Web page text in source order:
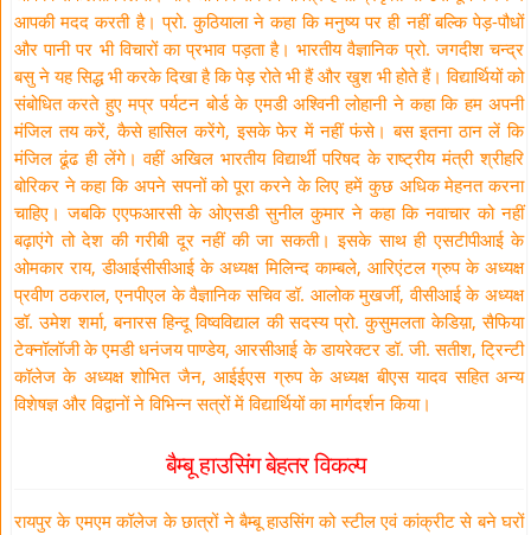
आपकी मदद करती है। प्रो. कुठियाला ने कहा कि मनुष्य पर ही नहीं बल्कि पेड़-पौधों
और पानी पर भी विचारों का प्रभाव पड़ता है। भारतीय वैज्ञानिक प्रो. जगदीश चन्द्र
बसु ने यह सिद्ध भी करके दिखा है कि पेड़ रोते भी हैं और खुश भी होते हैं। विद्यार्थियों को
संबोधित करते हुए मप्र पर्यटन बोर्ड के एमडी अश्विनी लोहानी ने कहा कि हम अपनी
मंजिल तय करें, कैसे हासिल करेंगे, इसके फेर में नहीं फंसे। बस इतना ठान लें कि
मंजिल ढूंढ ही लेंगे। वहीं अखिल भारतीय विद्यार्थी परिषद के राष्ट्रीय मंत्री श्रीहरि
बोरिकर ने कहा कि अपने सपनों को पूरा करने के लिए हमें कुछ अधिक मेहनत करना
चाहिए। जबकि एएफआरसी के ओएसडी सुनील कुमार ने कहा कि नवाचार को नहीं
बढ़ाएंगे तो देश की गरीबी दूर नहीं की जा सकती। इसके साथ ही एसटीपीआई के
ओमकार राय, डीआईसीसीआई के अध्यक्ष मिलिन्द काम्बले, आरिएंटल ग्रुप के अध्यक्ष
प्रवीण ठकराल, एनपीएल के वैज्ञानिक सचिव डॉ. आलोक मुखर्जी, वीसीआई के अध्यक्ष
डॉ. उमेश शर्मा, बनारस हिन्दू विष्वविद्याल की सदस्य प्रो. कुसुमलता केडिय़ा, सैफिया
टेक्नॉलॉजी के एमडी धनंजय पाण्डेय, आरसीआई के डायरेक्टर डॉ. जी. सतीश, ट्रिन्टी
कॉलेज के अध्यक्ष शोभित जैन, आईईएस ग्रुप के अध्यक्ष बीएस यादव सहित अन्य
विशेषज्ञ और विद्वानों ने विभिन्न सत्रों में विद्यार्थियों का मार्गदर्शन किया।
बैम्बू हाउसिंग बेहतर विकल्प
रायपुर के एमएम कॉलेज के छात्रों ने बैम्बू हाउसिंग को स्टील एवं कांक्रीट से बने घरों